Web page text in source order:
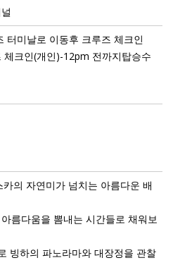
터미날로 이동후 크루즈 체크인
체크인(개인)-12pm 전까지탑승수
의 자연미가 넘치는 아름다운 배
름다움을 뽐내는 시간들로 채워보
빙하의 파노라마와 대장정을 관찰